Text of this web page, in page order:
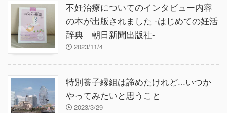
不妊治療についてのインタビュー内容
の本が出版されました -はじめての妊活
辞典 朝日新聞出版社-
2023/11/4
特別養子縁組は諦めたけれど...いつか
やってみたいと思うこと
2023/3/29